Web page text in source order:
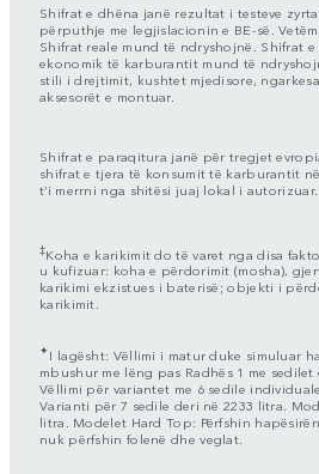
Shifrat e dhëna janë rezultat i testeve
përputhje me legjislacionin e BE-së.
Shifrat reale mund të ndryshojnë. Shifrat e
ekonomik të karburantit mund të
stili i drejtimit, kushtet mjedisore,
aksesorët e montuar.
Shifrat e paraqitura janë për tregjet
shifrat e tjera të konsumit të karburantit
t’i merrni nga shitësi juaj lokal i autorizuar.
‡Koha e karikimit do të varet nga disa
u kufizuar: koha e përdorimit (mosha),
karikimi ekzistues i baterisë; objekti i
karikimit.
✦I lagësht: Vëllimi i matur duke simuluar
mbushur me lëng pas Radhës 1 me sedilet
Vëllimi për variantet me 6 sedile
Varianti për 7 sedile deri në 2233 litra.
litra. Modelet Hard Top: Përfshin
nuk përfshin folenë dhe veglat.